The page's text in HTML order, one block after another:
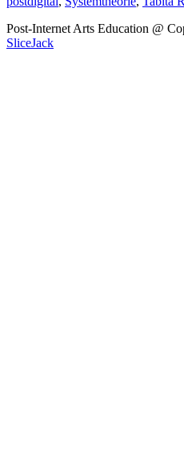
Post-Internet Arts Education @
SliceJack